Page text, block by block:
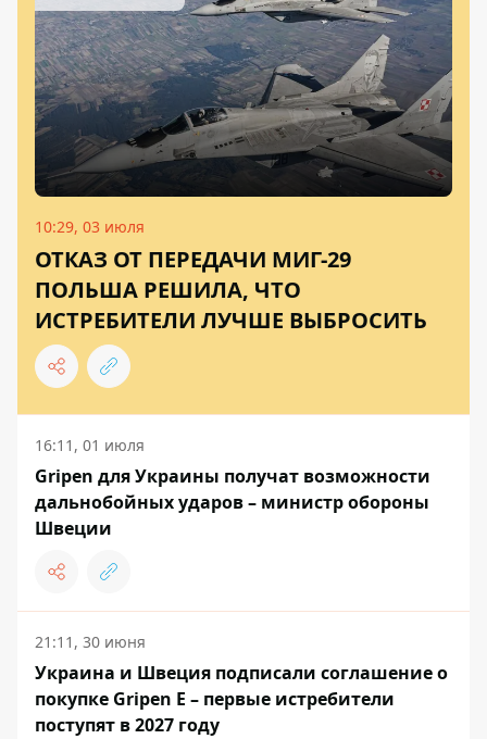
10:29, 03 июля
ОТКАЗ ОТ ПЕРЕДАЧИ МИГ-29
ПОЛЬША РЕШИЛА, ЧТО
ИСТРЕБИТЕЛИ ЛУЧШЕ ВЫБРОСИТЬ
16:11, 01 июля
Gripen для Украины получат возможности
дальнобойных ударов – министр обороны
Швеции
21:11, 30 июня
Украина и Швеция подписали соглашение о
покупке Gripen E – первые истребители
поступят в 2027 году